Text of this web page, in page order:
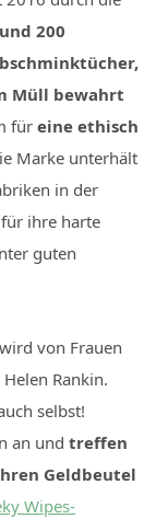
200
Müll bewahrt
für eine ethisch
Marke unterhält
in der
ihre harte
guten
von Frauen
Rankin.
selbst!
an und treffen
Geldbeutel
Wipes-